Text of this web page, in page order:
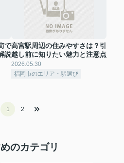
で
説
高宮駅周辺の住みやすさは？引
越し前に知りたい魅力と注意点
2026.05.30
福岡市のエリア・駅選び
1 2
のカテゴリ